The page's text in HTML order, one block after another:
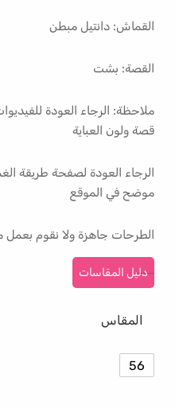
القماش: دانتيل مبطن
القصة: بشت
ملاحظة: الرجاء العودة
قصة ولون العباية
الرجاء العودة لصفحة طريقة
موضح في الموقع
الطرحات جاهزة ولا نقوم
دليل المقاسات
المقاس
56